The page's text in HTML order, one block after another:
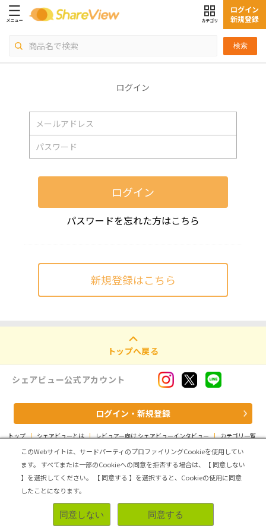
検索
ログイン
新規登録
ログイン
ログイン
パスワードを忘れた方はこちら
新規登録はこちら
トップへ戻る
シェアビュー公式アカウント
ログイン・新規登録
トップ | シェアビューとは | レビュアー向け シェアビューインタビュー | カテゴリ一覧
運営会社 | 個人情報の取扱いについて | 利用規約 サイトマップ
Copyright (C) ASMARQ Co.,Ltd. All Rights Reserved.
このWebサイトは、サードパーティのプロファイリングCookieを使用してい
ます。
すべてまたは一部のCookieへの同意を拒否する場合は、【 同意しない
】を選択してください。
【 同意する 】を選択すると、Cookieの使用に同意
したことになります。
同意しない 同意する